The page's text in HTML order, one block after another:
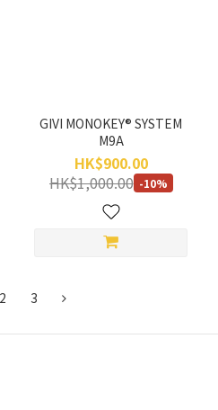
GIVI MONOKEY® SYSTEM
M9A
HK$900.00
HK$1,000.00 -10%
2 3